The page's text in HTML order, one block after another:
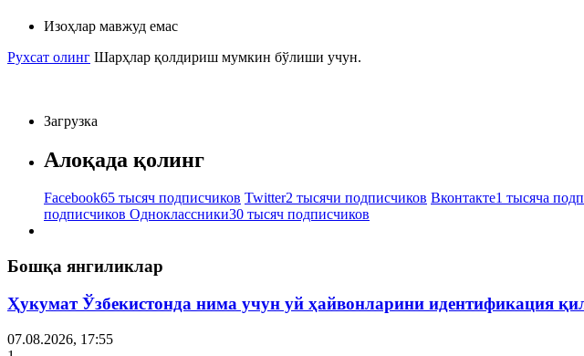
Изоҳлар мавжуд емас
Рухсат олинг Шарҳлар қолдириш мумкин бўлиши учун.
Загрузка
Алоқада қолинг
Facebook65 тысяч подписчиков Twitter2 тысячи подписчиков Вконтакте1 тысяча
подписчиков Одноклассники30 тысяч подписчиков
Бошқа янгиликлар
Ҳукумат Ўзбекистонда нима учун уй ҳайвонларини идентификация
07.08.2026, 17:55